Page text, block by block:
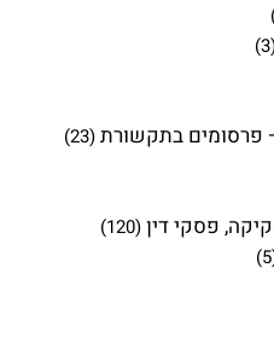
פרסומים בתקשורת(23)
פסקי דין(120)